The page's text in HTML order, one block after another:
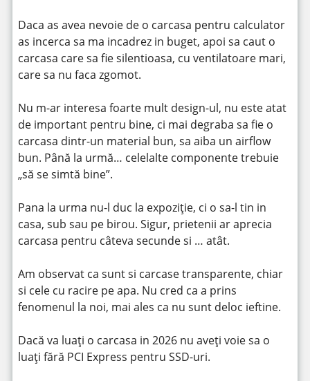
Daca as avea nevoie de o carcasa pentru calculator
as incerca sa ma incadrez in buget, apoi sa caut o
carcasa care sa fie silentioasa, cu ventilatoare mari,
care sa nu faca zgomot.
Nu m-ar interesa foarte mult design-ul, nu este atat
de important pentru bine, ci mai degraba sa fie o
carcasa dintr-un material bun, sa aiba un airflow
bun. Până la urmă… celelalte componente trebuie
„să se simtă bine”.
Pana la urma nu-l duc la expoziție, ci o sa-l tin in
casa, sub sau pe birou. Sigur, prietenii ar aprecia
carcasa pentru câteva secunde si … atât.
Am observat ca sunt si carcase transparente, chiar
si cele cu racire pe apa. Nu cred ca a prins
fenomenul la noi, mai ales ca nu sunt deloc ieftine.
Dacă va luați o carcasa in 2026 nu aveți voie sa o
luați fără PCI Express pentru SSD-uri.